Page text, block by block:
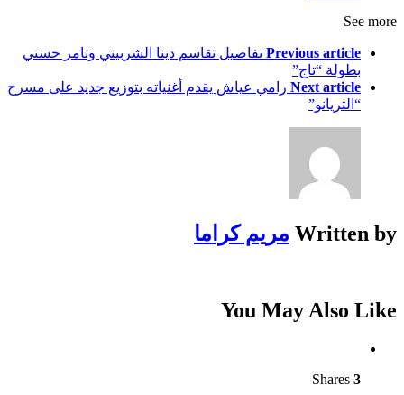
See more
Previous article تفاصيل تقاسم دينا الشربيني وتامر حسني
بطولة “تاج”
Next article رامي عياش يقدم أغنياته بتوزيع جديد على مسرح
“التريانو”
Written by مريم كراما
You May Also Like
3